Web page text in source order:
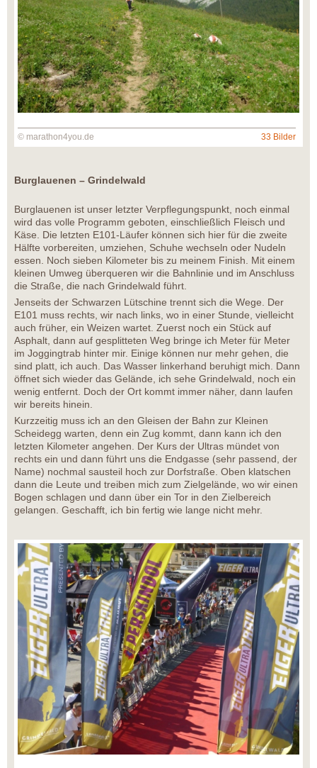
© marathon4you.de 33 Bilder
Burglauenen – Grindelwald
Burglauenen ist unser letzter Verpflegungspunkt, noch einmal
wird das volle Programm geboten, einschließlich Fleisch und
Käse. Die letzten E101-Läufer können sich hier für die zweite
Hälfte vorbereiten, umziehen, Schuhe wechseln oder Nudeln
essen. Noch sieben Kilometer bis zu meinem Finish. Mit einem
kleinen Umweg überqueren wir die Bahnlinie und im Anschluss
die Straße, die nach Grindelwald führt.
Jenseits der Schwarzen Lütschine trennt sich die Wege. Der
E101 muss rechts, wir nach links, wo in einer Stunde, vielleicht
auch früher, ein Weizen wartet. Zuerst noch ein Stück auf
Asphalt, dann auf gesplitteten Weg bringe ich Meter für Meter
im Joggingtrab hinter mir. Einige können nur mehr gehen, die
sind platt, ich auch. Das Wasser linkerhand beruhigt mich. Dann
öffnet sich wieder das Gelände, ich sehe Grindelwald, noch ein
wenig entfernt. Doch der Ort kommt immer näher, dann laufen
wir bereits hinein.
Kurzzeitig muss ich an den Gleisen der Bahn zur Kleinen
Scheidegg warten, denn ein Zug kommt, dann kann ich den
letzten Kilometer angehen. Der Kurs der Ultras mündet von
rechts ein und dann führt uns die Endgasse (sehr passend, der
Name) nochmal sausteil hoch zur Dorfstraße. Oben klatschen
dann die Leute und treiben mich zum Zielgelände, wo wir einen
Bogen schlagen und dann über ein Tor in den Zielbereich
gelangen. Geschafft, ich bin fertig wie lange nicht mehr.